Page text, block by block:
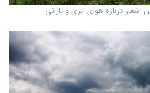
اشعار درباره هوای ابری و بارانی